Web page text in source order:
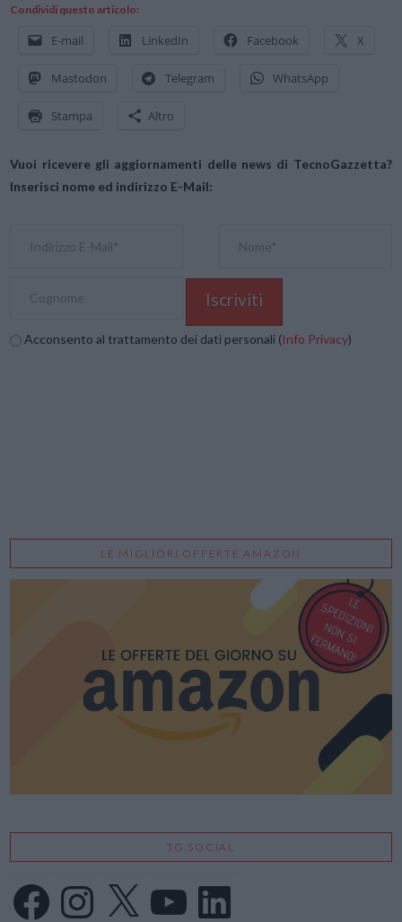
Condividi questo articolo:
E-mail LinkedIn Facebook X
Mastodon Telegram WhatsApp
Stampa Altro
Vuoi ricevere gli aggiornamenti delle news di TecnoGazzetta?
Inserisci nome ed indirizzo E-Mail:
Acconsento al trattamento dei dati personali (Info Privacy)
LE MIGLIORI OFFERTE AMAZON
TG SOCIAL
FacebookInstagram
X YouTube LinkedIn